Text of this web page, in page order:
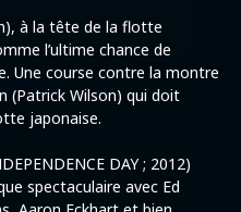
à la tête de la flotte
l’ultime chance de
Une course contre la montre
(Patrick Wilson) qui doit
japonaise.
DAY ; 2012)
spectaculaire avec Ed